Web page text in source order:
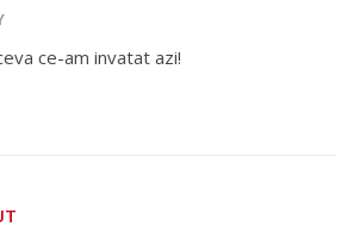
ce-am invatat azi!